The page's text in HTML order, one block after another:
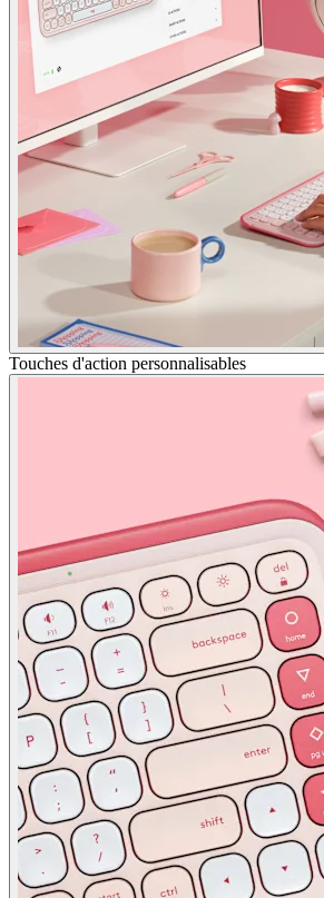
Touches d'action personnalisables